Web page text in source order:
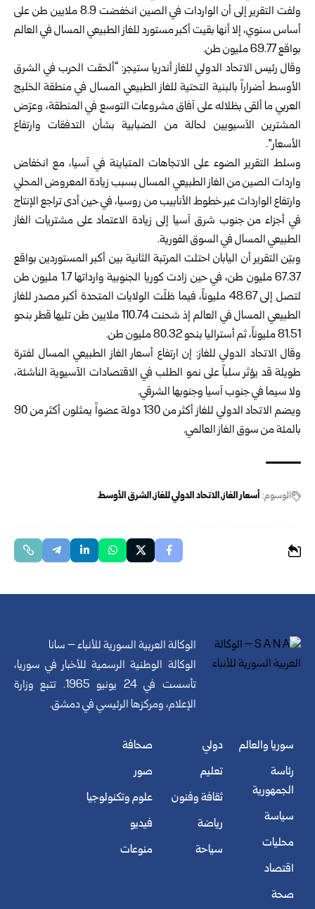
ولفت التقرير إلى أن الواردات في الصين انخفضت 8.9 ملايين طن على
أساس سنوي، إلا أنها بقيت أكبر مستورد للغاز الطبيعي المسال في العالم
بواقع 69.77 مليون طن.
وقال رئيس الاتحاد الدولي للغاز أندريا ستيجر: “ألحقت الحرب في الشرق
الأوسط أضراراً بالبنية التحتية للغاز الطبيعي المسال في منطقة الخليج
العربي ما ألقى بظلاله على آفاق مشروعات التوسع في المنطقة، وعرّض
المشترين الآسيويين لحالة من الضبابية بشأن التدفقات وارتفاع
الأسعار”.
وسلط التقرير الضوء على الاتجاهات المتباينة في آسيا، مع انخفاض
واردات الصين من الغاز الطبيعي المسال بسبب زيادة المعروض المحلي
وارتفاع الواردات عبر خطوط الأنابيب من روسيا، في حين أدى تراجع الإنتاج
في أجزاء من جنوب شرق آسيا إلى زيادة الاعتماد على مشتريات الغاز
الطبيعي المسال في السوق الفورية.
وبيّن التقرير أن اليابان احتلت المرتبة الثانية بين أكبر المستوردين بواقع
67.37 مليون طن، في حين زادت كوريا الجنوبية وارداتها 1.7 مليون طن
لتصل إلى 48.67 مليوناً، فيما ظلّت الولايات المتحدة أكبر مصدر للغاز
الطبيعي المسال في العالم إذ شحنت 110.74 ملايين طن تليها قطر بنحو
81.51 مليوناً، ثم أستراليا بنحو 80.32 مليون طن.
وقال الاتحاد الدولي للغاز: إن ارتفاع أسعار الغاز الطبيعي المسال لفترة
طويلة قد يؤثر سلباً على نمو الطلب في الاقتصادات الآسيوية الناشئة،
ولا سيما في جنوب آسيا وجنوبها الشرقي.
ويضم الاتحاد الدولي للغاز أكثر من 130 دولة عضواً يمثلون أكثر من 90
بالمئة من سوق الغاز العالمي.
الوسوم: أسعار الغاز الاتحاد الدولي للغاز الشرق الأوسط
الوكالة العربية السورية للأنباء – سانا
الوكالة الوطنية الرسمية للأخبار في سوريا،
تأسست في 24 يونيو 1965. تتبع وزارة
الإعلام، ومركزها الرئيسي في دمشق.
سوريا والعالم
رئاسة
الجمهورية
سياسة
محليات
اقتصاد
صحة
دولي
تعليم
ثقافة وفنون
رياضة
سياحة
صحافة
صور
علوم وتكنولوجيا
فيديو
منوعات